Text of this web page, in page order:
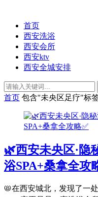
首页
西安洗浴
西安会所
西安ktv
西安全城安排
首页 包含"未央区足疗"标
🌿西安未央区·隐
浴SPA+桑拿全攻
📛在西安城北，发现了一